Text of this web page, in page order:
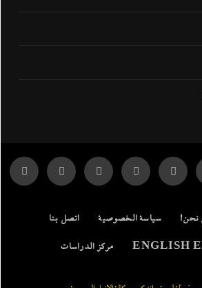
نحن! سياسة الخصوصية اتصل بنا
ENGLISH مركز الدراسات